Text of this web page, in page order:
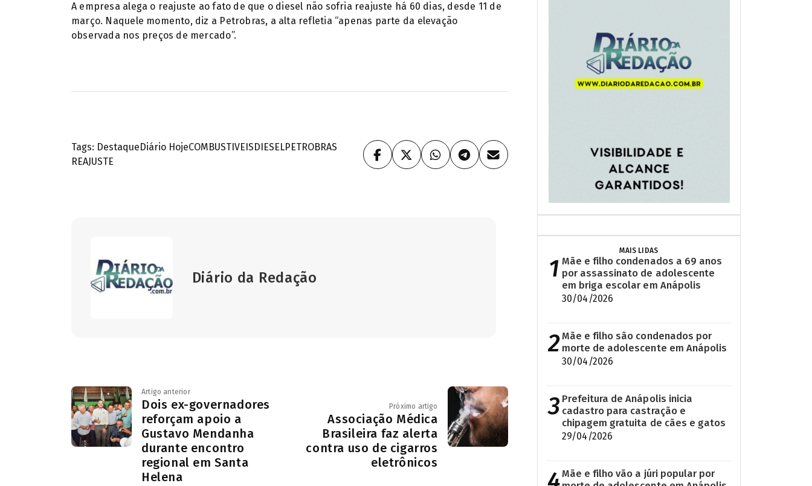
A empresa alega o reajuste ao fato de que o diesel não sofria reajuste há 60 dias, desde 11 de
março. Naquele momento, diz a Petrobras, a alta refletia “apenas parte da elevação
observada nos preços de mercado”.
Tags: DestaqueDiário HojeCOMBUSTIVEISDIESELPETROBRAS
REAJUSTE
Diário da Redação
Artigo anterior
Dois ex-governadores
reforçam apoio a
Gustavo Mendanha
durante encontro
regional em Santa
Helena
Próximo artigo
Associação Médica
Brasileira faz alerta
contra uso de cigarros
eletrônicos
MAIS LIDAS
1 Mãe e filho condenados a 69 anos
por assassinato de adolescente
em briga escolar em Anápolis
30/04/2026
2Mãe e filho são condenados por
morte de adolescente em Anápolis
30/04/2026
3 Prefeitura de Anápolis inicia
cadastro para castração e
chipagem gratuita de cães e gatos
29/04/2026
Mãe e filho vão a júri popular por